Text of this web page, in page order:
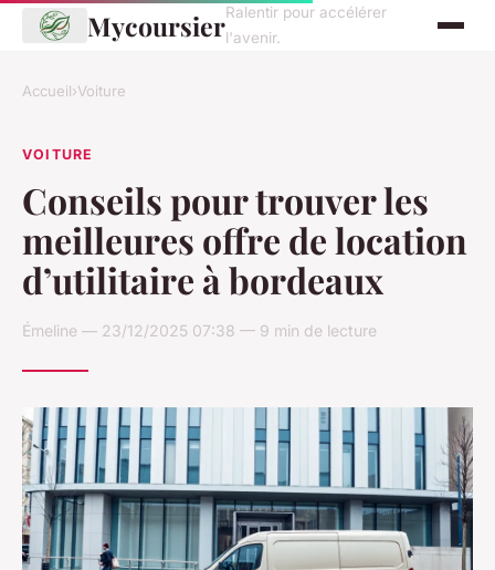
MycoursierRalentir pour accélérer
l'avenir.
Accueil›Voiture
VOITURE
Conseils pour trouver les
meilleures offre de location
d’utilitaire à bordeaux
Émeline — 23/12/2025 07:38 — 9 min de lecture